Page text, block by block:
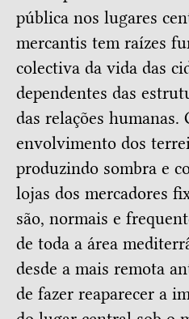
pública nos lugares
mercantis tem raízes
colectiva da vida das
dependentes das
das relações humanas.
envolvimento dos
produzindo sombra e
lojas dos mercadores
são, normais e
de toda a área
desde a mais remota
de fazer reaparecer a